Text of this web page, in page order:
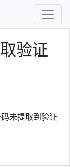
验证
未提取到验证